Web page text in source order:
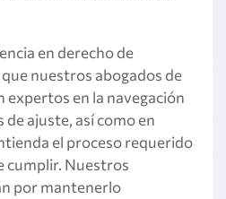
en derecho de
nuestros abogados de
expertos en la navegación
ajuste, así como en
el proceso requerido
cumplir. Nuestros
por mantenerlo